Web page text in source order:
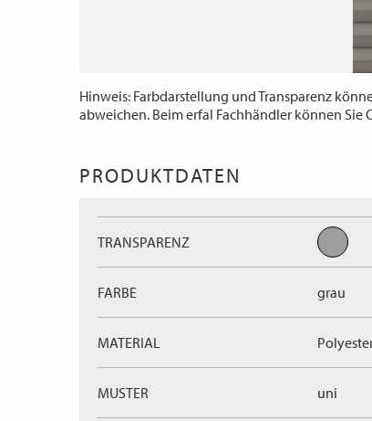
Hinweis: Farbdarstellung und Transparenz
abweichen. Beim erfal Fachhändler können Sie
PRODUKTDATEN
TRANSPARENZ
FARBE grau
MATERIAL
MUSTER uni